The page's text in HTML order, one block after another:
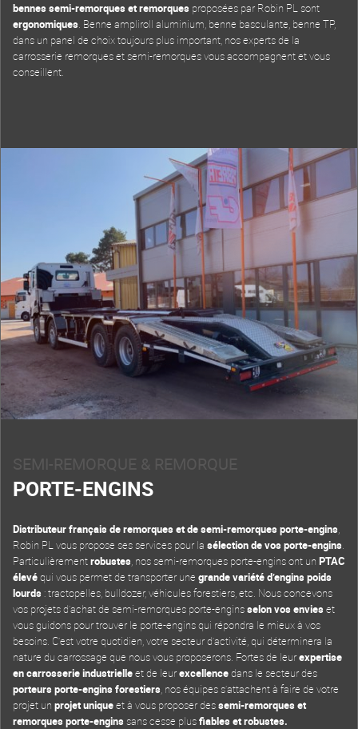
bennes semi-remorques et remorques proposées par Robin PL sont
ergonomiques. Benne ampliroll aluminium, benne basculante, benne TP,
dans un panel de choix toujours plus important, nos experts de la
carrosserie remorques et semi-remorques vous accompagnent et vous
conseillent.
SEMI-REMORQUE & REMORQUE
PORTE-ENGINS
Distributeur français de remorques et de semi-remorques porte-engins,
Robin PL vous propose ses services pour la sélection de vos porte-engins.
Particulièrementrobustes, nos semi-remorques porte-engins ont un PTAC
élevéqui vous permet de transporter une grande variété d’engins poids
lourds: tractopelles, bulldozer, véhicules forestiers, etc. Nous concevons
vos projets d’achat de semi-remorques porte-enginsselon vos envieset
vous guidons pour trouver le porte-engins qui répondra le mieux à vos
besoins. C’est votre quotidien, votre secteur d’activité, qui déterminera la
nature du carrossage que nous vous proposerons. Fortes de leurexpertise
en carrosserie industrielleet de leurexcellencedans le secteur des
porteurs porte-engins forestiers, nos équipes s’attachent à faire de votre
projet un projet uniqueet à vous proposer dessemi-remorques et
remorques porte-enginssans cesse plusfiables et robustes.